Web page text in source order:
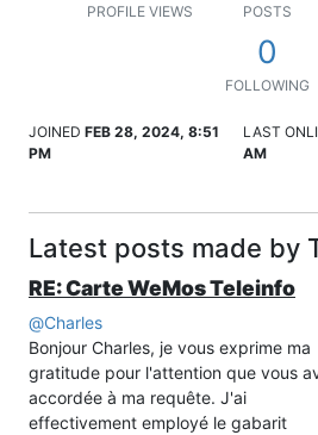
PROFILE VIEWS POSTS
0
FOLLOWING
JOINED FEB 28, 2024, 8:51
PM
LAST
AM
Latest posts made by
RE: Carte WeMos Teleinfo
@Charles
Bonjour Charles, je vous exprime ma
gratitude pour l'attention que vous
accordée à ma requête. J'ai
effectivement employé le gabarit